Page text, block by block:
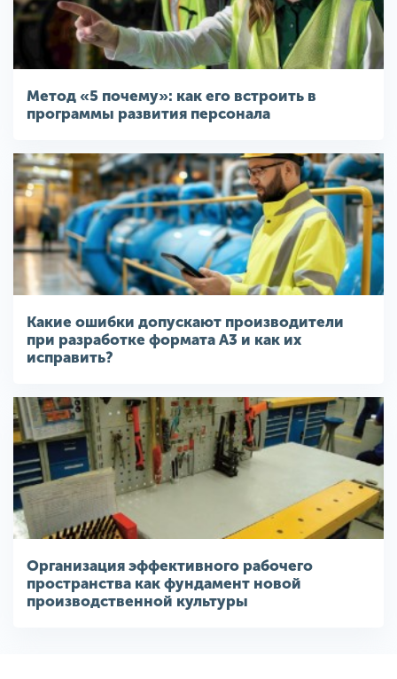
Метод «5 почему»: как его встроить в
программы развития персонала
Какие ошибки допускают производители
при разработке формата A3 и как их
исправить?
Организация эффективного рабочего
пространства как фундамент новой
производственной культуры